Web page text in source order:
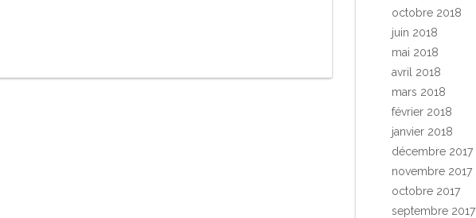
octobre 2018
juin 2018
mai 2018
avril 2018
mars 2018
février 2018
janvier 2018
décembre 2017
novembre 2017
octobre 2017
septembre 2017